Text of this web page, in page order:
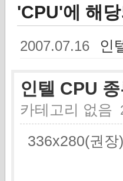
'CPU'에 해
2007.07.16 인
인텔 CPU
카테고리 없음
336x280(권